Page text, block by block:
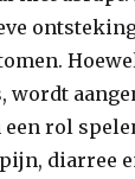
wordt
rol
diarree